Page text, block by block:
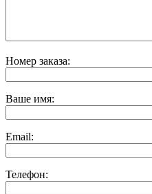
Номер заказа:
Ваше имя:
Email:
Телефон: